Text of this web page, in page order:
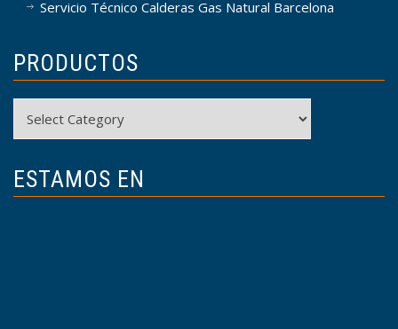
Servicio Técnico Calderas Gas Natural Barcelona
PRODUCTOS
ESTAMOS EN